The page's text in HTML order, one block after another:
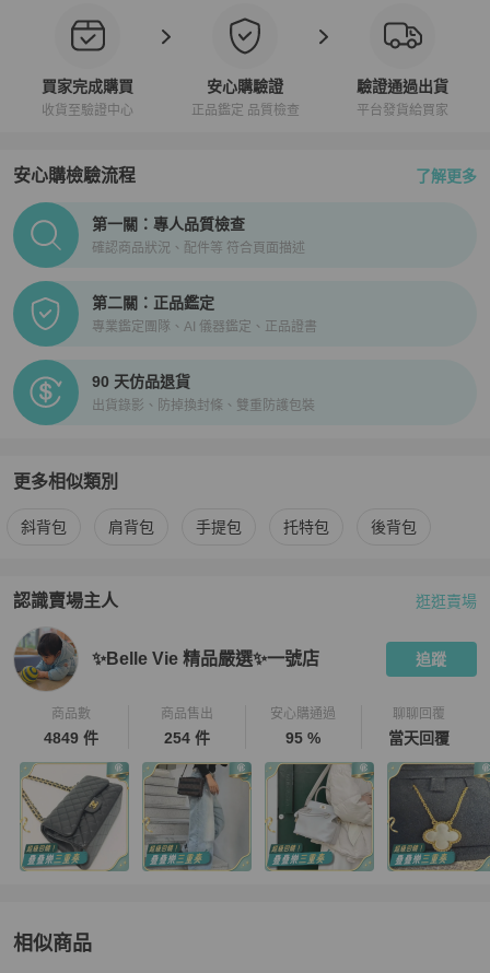
買家完成購買
收貨至驗證中心
安心購驗證
正品鑑定 品質檢查
驗證通過出貨
平台發貨給買家
安心購檢驗流程 了解更多
PopChill拍拍圈正品驗證、安心購檢驗流程介紹
第一關：專人品質檢查
確認商品狀況、配件等 符合頁面描述
第二關：正品鑑定
專業鑑定團隊、AI 儀器鑑定、正品證書
90 天仿品退貨
出貨錄影、防掉換封條、雙重防護包裝
更多相似類別
更多Louis Vuitton女包 相似商品推薦
斜背包 肩背包 手提包 托特包 後背包
認識賣場主人
PopChill 拍拍圈嚴選賣家 ✨Belle Vie 精品嚴選✨一號店介紹
逛逛賣場
✨Belle Vie 精品嚴選✨一號店 追蹤
商品數
4849 件
商品售出
254 件
安心購通過
95 %
聊聊回覆
當天回覆
相似商品